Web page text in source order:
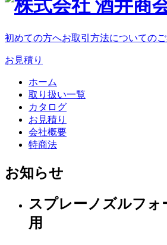
初めての方へお取引方法についての
お見積り
ホーム
取り扱い一覧
カタログ
お見積り
会社概要
特商法
お知らせ
スプレーノズルフォ
用